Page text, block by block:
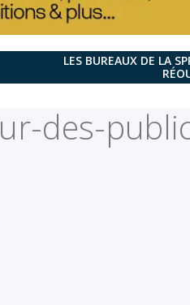
LES BUREAUX DE LA
des-